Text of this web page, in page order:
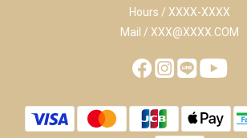
Hours / XXXX-XXXX
Mail / XXX@XXXX.COM